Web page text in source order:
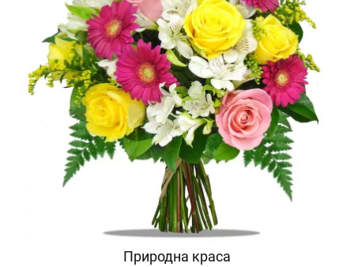
Природна краса